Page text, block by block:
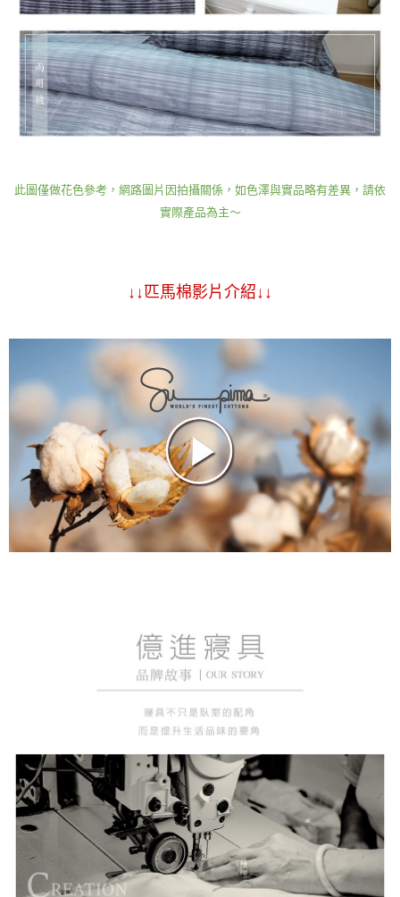
此圖僅做花色參考，網路圖片因拍攝關係，如色澤與實品略有差異，請依
實際產品為主～
↓↓匹馬棉影片介紹↓↓